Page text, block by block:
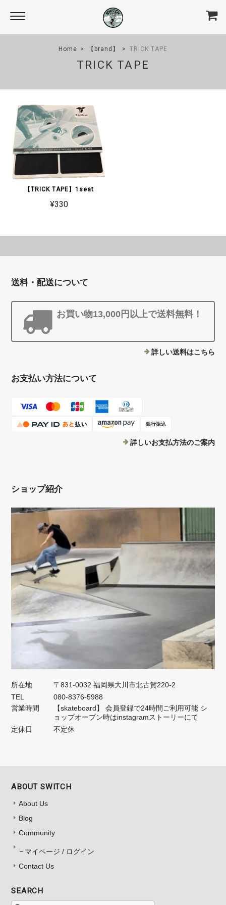
Home 【brand】 TRICK TAPE
TRICK TAPE
【TRICK TAPE】1seat
¥330
送料・配送について
お買い物13,000円以上で送料無料！
詳しい送料はこちら
お支払い方法について
銀行振込
詳しいお支払方法のご案内
ショップ紹介
所在地
〒831-0032 福岡県大川市北古賀220-2
TEL
080-8376-5988
営業時間
【skateboard】 会員登録で24時間ご利用可能 シ
ョップオープン時はinstagramストーリーにて
定休日
不定休
ABOUT SWITCH
About Us
Blog
Community
マイページ / ログイン
Contact Us
SEARCH